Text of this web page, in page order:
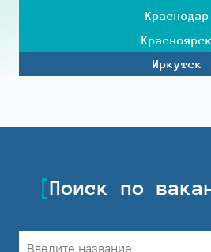
Краснодар
Красноярск
Иркутск
Поиск по